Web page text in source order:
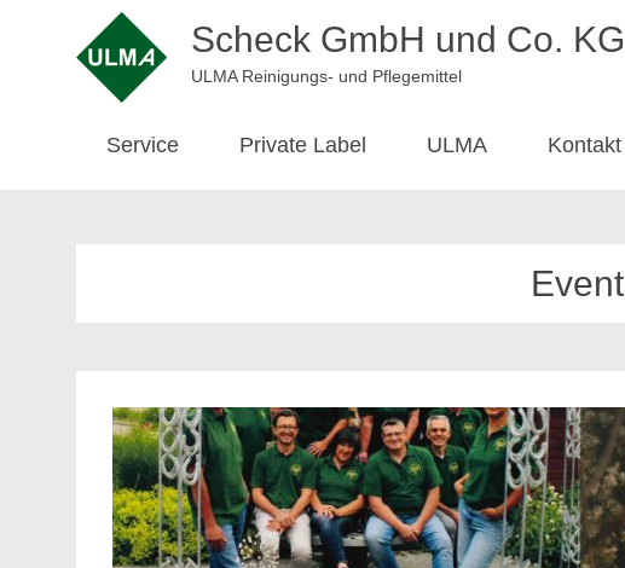
Scheck GmbH und Co. KG
ULMA Reinigungs- und Pflegemittel
Service Private Label ULMA Kontakt
Event